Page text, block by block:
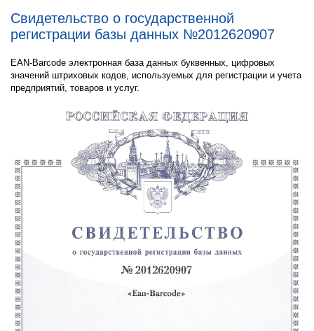
Свидетельство о государственной
регистрации базы данных №2012620907
EAN-Barcode электронная база данных буквенных, цифровых
значений штриховых кодов, используемых для регистрации и учета
предприятий, товаров и услуг.